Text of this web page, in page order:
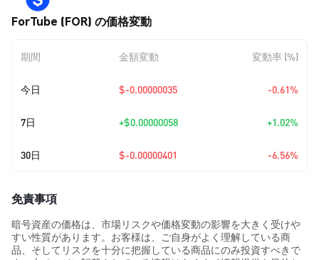
ForTube (FOR) の価格変動
期間 金額変動 変動率 (%)
今日 $-0.00000035 -0.61%
7日 +$0.00000058 +1.02%
30日 $-0.00000401 -6.56%
免責事項
暗号資産の価格は、市場リスクや価格変動の影響を大きく受けや
すい性質があります。お客様は、ご自身がよく理解している商
品、そしてリスクを十分に把握している商品にのみ投資すべきで